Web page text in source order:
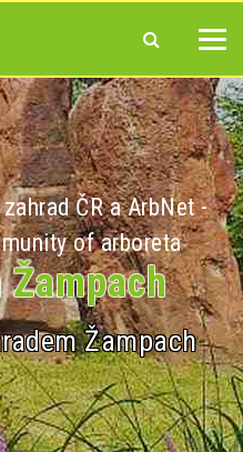
ČR a ArbNet -
of arboreta
Žampach